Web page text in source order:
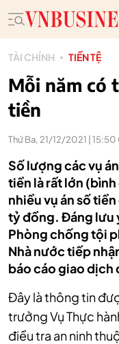
TÀI CHÍNH TIỀN TỆ
Mỗi năm có
tiền
Thứ Ba, 21/12/2021 | 15:50
Số lượng các vụ
tiền là rất lớn
nhiều vụ án số
tỷ đồng. Đáng lưu
Phòng chống tội
Nhà nước tiếp
báo cáo giao dịch
Đây là thông tin
trưởng Vụ Thực
điều tra an ninh